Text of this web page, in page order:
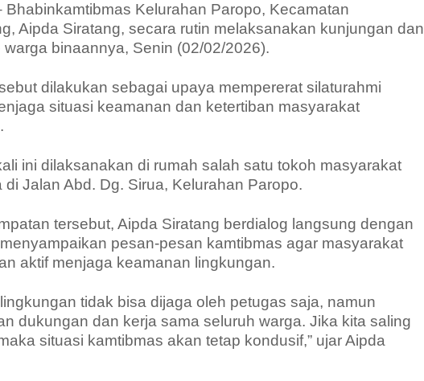
Bhabinkamtibmas Kelurahan Paropo, Kecamatan
Aipda Siratang, secara rutin melaksanakan kunjungan dan
binaannya, Senin (02/02/2026).
dilakukan sebagai upaya mempererat silaturahmi
situasi keamanan dan ketertiban masyarakat
ini dilaksanakan di rumah salah satu tokoh masyarakat
di Jalan Abd. Dg. Sirua, Kelurahan Paropo.
tersebut, Aipda Siratang berdialog langsung dengan
pesan-pesan kamtibmas agar masyarakat
aktif menjaga keamanan lingkungan.
tidak bisa dijaga oleh petugas saja, namun
dukungan dan kerja sama seluruh warga. Jika kita saling
situasi kamtibmas akan tetap kondusif,” ujar Aipda